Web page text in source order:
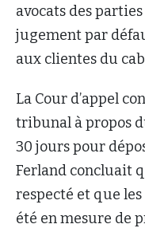
avocats des
jugement par
aux clientes du
La Cour d’appel
tribunal à propos
30 jours pour
Ferland concluait
respecté et que les
été en mesure de